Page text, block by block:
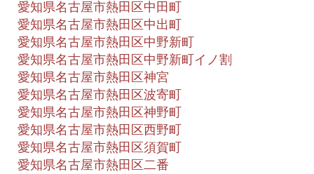
愛知県名古屋市熱田区中田町
愛知県名古屋市熱田区中出町
愛知県名古屋市熱田区中野新町
愛知県名古屋市熱田区中野新町イノ割
愛知県名古屋市熱田区神宮
愛知県名古屋市熱田区波寄町
愛知県名古屋市熱田区神野町
愛知県名古屋市熱田区西野町
愛知県名古屋市熱田区須賀町
愛知県名古屋市熱田区二番